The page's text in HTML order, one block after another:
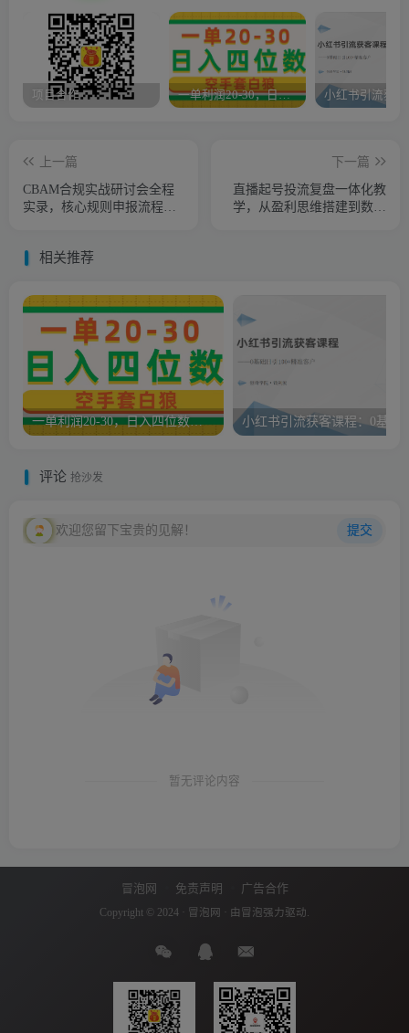
项目合作 一单利润20-30，日入四位数，空手套白狼，只要做就能赚，简单无套路
上一篇
CBAM合规实战研讨会全程
实录，核心规则申报流程法
下一篇
直播起号投流复盘一体化教
学，从盈利思维搭建到数据
相关推荐
一单利润20-30，日入四位数，空手套白狼，只要做就能赚，简单无套路
评论 抢沙发
欢迎您留下宝贵的见解！ 提交
暂无评论内容
冒泡网 免责声明 广告合作
Copyright © 2024 · 冒泡网 · 由 冒泡 强力驱动.